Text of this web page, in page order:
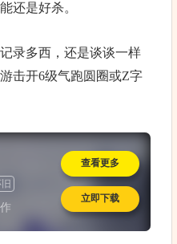
还是好杀。
录多西，还是谈谈一样
击开6级气跑圆圈或Z字
查看更多
立即下载